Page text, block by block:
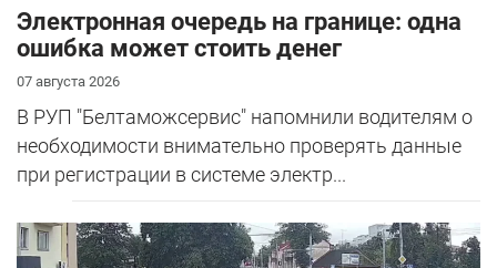
Электронная очередь на границе: одна
ошибка может стоить денег
07 августа 2026
В РУП "Белтаможсервис" напомнили водителям о
необходимости внимательно проверять данные
при регистрации в системе электр...